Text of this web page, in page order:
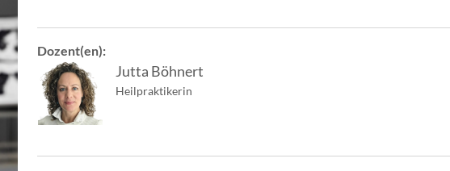
Dozent(en):
Jutta Böhnert
Heilpraktikerin